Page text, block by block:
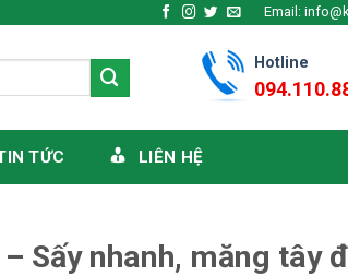
Email:
Hotline
TỨC LIÊN HỆ
Sấy nhanh, măng tây